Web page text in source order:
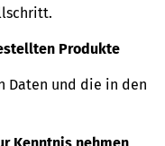
Produkte
Daten und die in den